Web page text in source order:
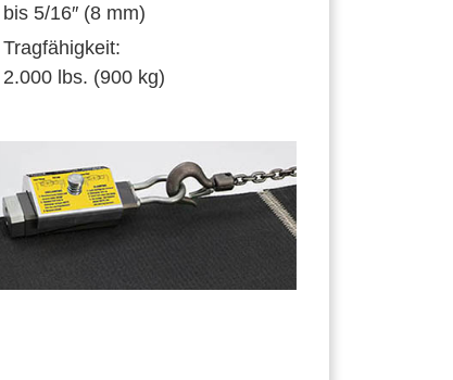
bis 5/16″ (8 mm)
Tragfähigkeit:
2.000 lbs. (900 kg)